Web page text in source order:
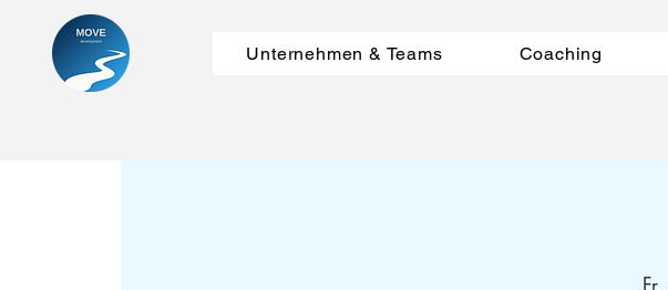
Unternehmen & Teams Coaching